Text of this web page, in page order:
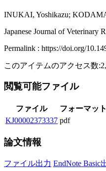
INUKAI, Yoshikazu;
Japanese Journal of Veterinary
Permalink : https://doi.org/
このアイテムのアクセス数:
閲覧可能ファイル
ファイル フォーマット
KJ00002373337 pdf
論文情報
ファイル出力 EndNote Basic